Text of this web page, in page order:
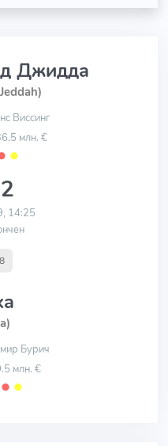
Джидда
Виссинг
млн. €
⬤
14:25
Бурич
млн. €
⬤ ⬤